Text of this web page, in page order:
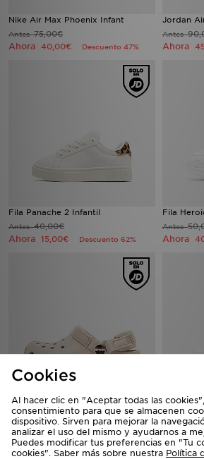
Nike Air Max Phoenix Infant
Antes75,00€
Ahora 40,00€ Descuento 47%
Jordan
Antes
Ahora
Fila Panache 2 Infantil
Antes40,00€
Ahora 15,00€ Descuento 62%
Fila
Antes
Ahora
Crocs Classic Clog Satin para
bebé
Antes40,00€
Ahora30,00€ Descuento 25%
Nike Air
Antes
Ahora
Cookies
Al hacer clic en "Aceptar todas las
consentimiento para que se almacenen
dispositivo. Sirven para mejorar la
analizar el uso del mismo y ayudarnos a
Puedes modificar tus preferencias en "Tu
cookies". Saber más sobre nuestra Política